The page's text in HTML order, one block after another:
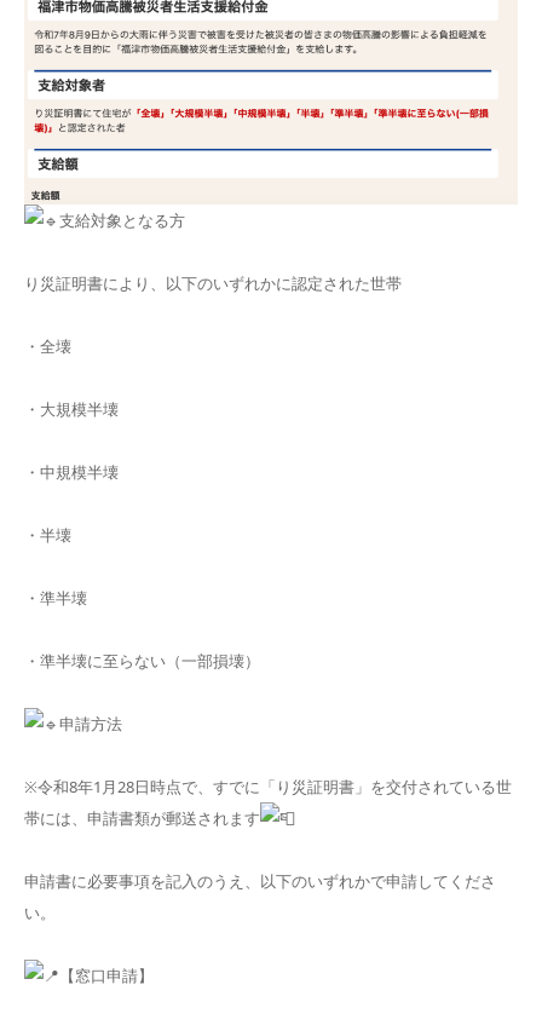
支給対象となる方
り災証明書により、以下のいずれかに認定された世帯
・全壊
・大規模半壊
・中規模半壊
・半壊
・準半壊
・準半壊に至らない（一部損壊）
申請方法
※令和8年1月28日時点で、すでに「り災証明書」を交付されている世
帯には、申請書類が郵送されます
申請書に必要事項を記入のうえ、以下のいずれかで申請してくださ
い。
【窓口申請】